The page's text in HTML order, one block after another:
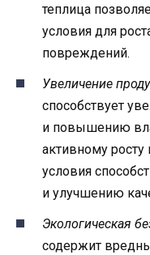
теплица
условия для
повреждений.
Увеличение
способствует
и повышению
активному росту
условия
и улучшению
Экологическая
содержит